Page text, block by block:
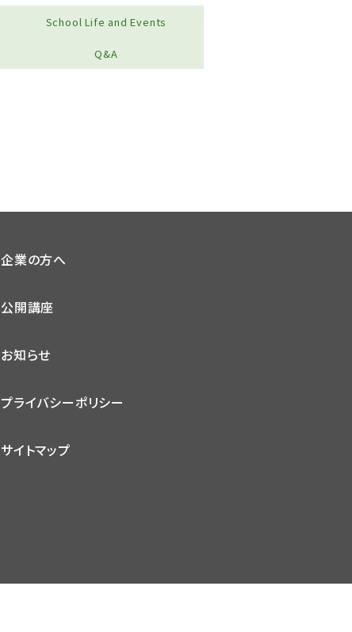
School Life and Events
Q&A
企業の方へ
公開講座
お知らせ
プライバシーポリシー
サイトマップ